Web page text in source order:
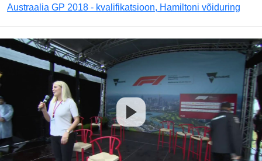
Austraalia GP 2018 - kvalifikatsioon, Hamiltoni võiduring